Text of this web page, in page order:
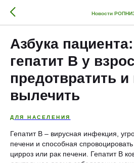
Новости
Азбука
гепатит В у
предотвратить
вылечить
ДЛЯ НАСЕЛЕНИЯ
Гепатит В – вирусная инфекция,
печени и способная
цирроз или рак печени. Гепатит В